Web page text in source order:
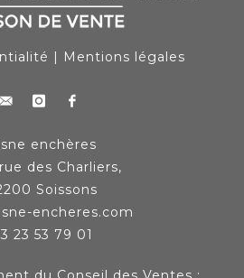
| Mentions légales
enchères
des Charliers,
Soissons
encheres.com
23 53 79 01